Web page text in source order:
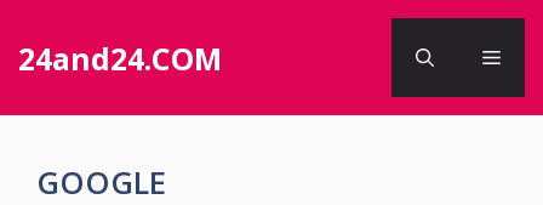
đến
nội24and24.COM
GOOGLE